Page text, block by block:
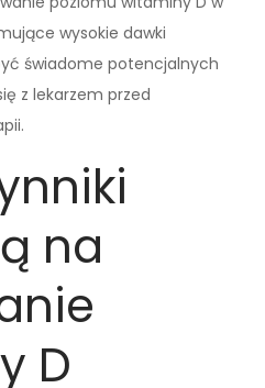
wysokie dawki
świadome potencjalnych
z lekarzem przed
na
D